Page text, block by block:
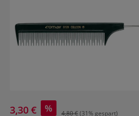
3,30 € % 4,80 €(31% gespart)